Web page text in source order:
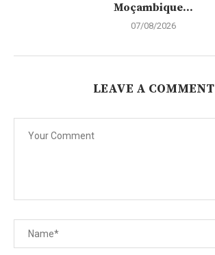
Moçambique...
07/08/2026
LEAVE A COMMENT